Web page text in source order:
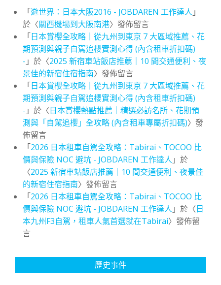
「遊世界：日本大阪2016 - JOBDAREN 工作達人 」
於〈關西機場到大阪南港〉發佈留言
「日本賞櫻全攻略｜從九州到東京 7 大區域推薦、花
期預測與親子自駕追櫻實測心得 (內含租車折扣碼)
- 」於〈2025 新宿車站飯店推薦｜10 間交通便利、夜
景佳的新宿住宿指南〉發佈留言
「日本賞櫻全攻略｜從九州到東京 7 大區域推薦、花
期預測與親子自駕追櫻實測心得 (內含租車折扣碼)
- 」於〈日本賞櫻熱點推薦｜精選必訪名所、花期預
測與「自駕追櫻」全攻略 (內含租車專屬折扣碼)〉發
佈留言
「2026 日本租車自駕全攻略：Tabirai、TOCOO 比
價與保險 NOC 避坑 - JOBDAREN 工作達人 」於
〈2025 新宿車站飯店推薦｜10 間交通便利、夜景佳
的新宿住宿指南〉發佈留言
「2026 日本租車自駕全攻略：Tabirai、TOCOO 比
價與保險 NOC 避坑 - JOBDAREN 工作達人 」於〈日
本九州F3自駕，租車人氣首選就在Tabirai〉發佈留
言
歷史事件